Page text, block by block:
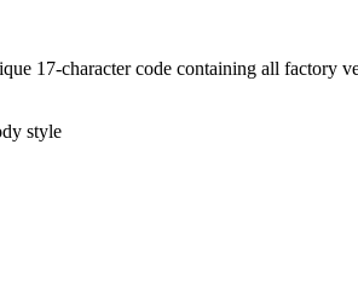
17-character code containing all factory
style